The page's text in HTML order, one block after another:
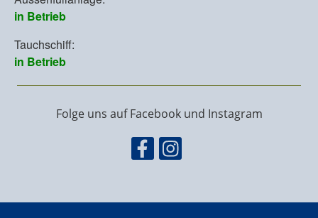
Folge uns auf Facebook und Instagram